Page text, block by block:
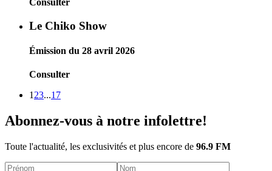
Le Chiko Show
Émission du 28 avril 2026
Consulter
1 23...17
Abonnez-vous à notre infolettre!
Toute l'actualité, les exclusivités et plus encore de 96.9 FM